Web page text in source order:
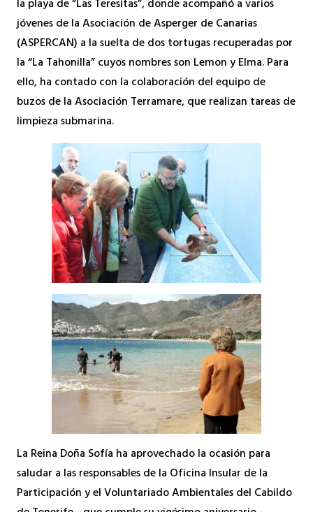
la playa de “Las Teresitas”, donde acompañó a varios
jóvenes de la Asociación de Asperger de Canarias
(ASPERCAN) a la suelta de dos tortugas recuperadas por
la “La Tahonilla” cuyos nombres son Lemon y Elma. Para
ello, ha contado con la colaboración del equipo de
buzos de la Asociación Terramare, que realizan tareas de
limpieza submarina.
La Reina Doña Sofía ha aprovechado la ocasión para
saludar a las responsables de la Oficina Insular de la
Participación y el Voluntariado Ambientales del Cabildo